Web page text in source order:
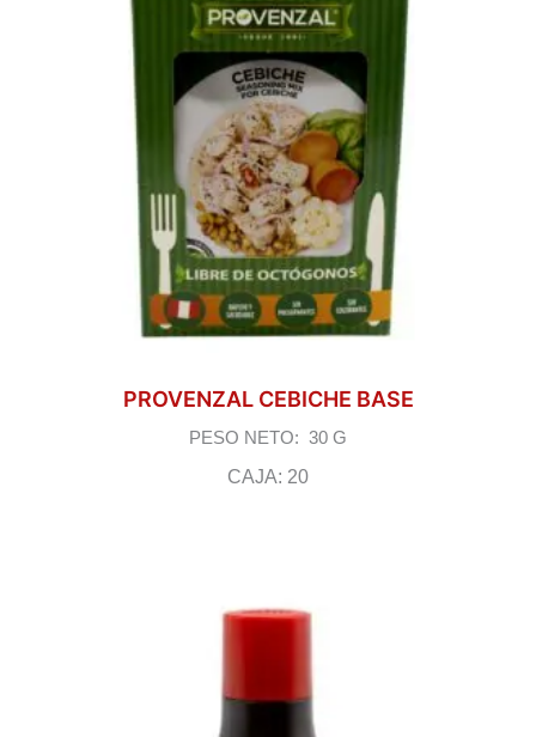
PROVENZAL CEBICHE BASE
PESO NETO: 30 G
CAJA: 20